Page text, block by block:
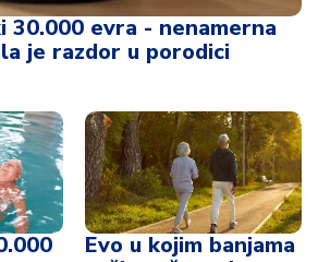
30.000 evra - nenamerna
je razdor u porodici
Evo u kojim banjama